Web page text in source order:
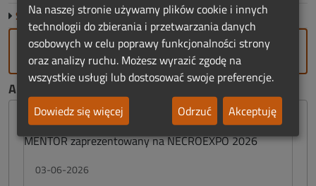
Sklep Funeralny
DODAJ FIRMĘ
AKTUALNOŚCI FUNERALNE:
03-06-2026
Na naszej stronie używamy plików cookie i innych
technologii do zbierania i przetwarzania danych
osobowych w celu poprawy funkcjonalności strony
oraz analizy ruchu. Możesz wyrazić zgodę na
wszystkie usługi lub dostosować swoje preferencje.
Dowiedz się więcej
Odrzuć Akceptuję